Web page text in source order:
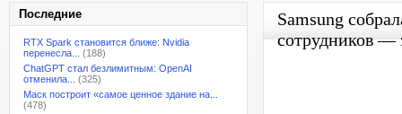
Последние
RTX Spark становится ближе: Nvidia
перенесла...
(188)
ChatGPT стал безлимитным: OpenAI
отменила...
(325)
Маск построит «самое ценное здание на...
(478)
Samsung
сотрудников —